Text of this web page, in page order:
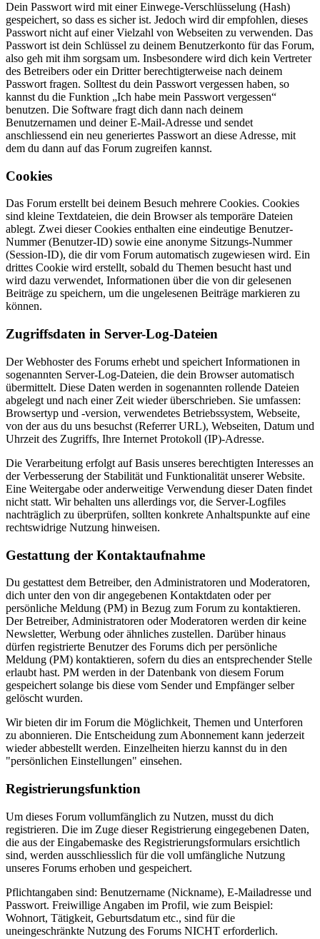
Dein Passwort wird mit einer Einwege-Verschlüsselung (Hash)
gespeichert, so dass es sicher ist. Jedoch wird dir empfohlen, dieses
Passwort nicht auf einer Vielzahl von Webseiten zu verwenden. Das
Passwort ist dein Schlüssel zu deinem Benutzerkonto für das Forum,
also geh mit ihm sorgsam um. Insbesondere wird dich kein Vertreter
des Betreibers oder ein Dritter berechtigterweise nach deinem
Passwort fragen. Solltest du dein Passwort vergessen haben, so
kannst du die Funktion „Ich habe mein Passwort vergessen“
benutzen. Die Software fragt dich dann nach deinem
Benutzernamen und deiner E-Mail-Adresse und sendet
anschliessend ein neu generiertes Passwort an diese Adresse, mit
dem du dann auf das Forum zugreifen kannst.
Cookies
Das Forum erstellt bei deinem Besuch mehrere Cookies. Cookies
sind kleine Textdateien, die dein Browser als temporäre Dateien
ablegt. Zwei dieser Cookies enthalten eine eindeutige Benutzer-
Nummer (Benutzer-ID) sowie eine anonyme Sitzungs-Nummer
(Session-ID), die dir vom Forum automatisch zugewiesen wird. Ein
drittes Cookie wird erstellt, sobald du Themen besucht hast und
wird dazu verwendet, Informationen über die von dir gelesenen
Beiträge zu speichern, um die ungelesenen Beiträge markieren zu
können.
Zugriffsdaten in Server-Log-Dateien
Der Webhoster des Forums erhebt und speichert Informationen in
sogenannten Server-Log-Dateien, die dein Browser automatisch
übermittelt. Diese Daten werden in sogenannten rollende Dateien
abgelegt und nach einer Zeit wieder überschrieben. Sie umfassen:
Browsertyp und -version, verwendetes Betriebssystem, Webseite,
von der aus du uns besuchst (Referrer URL), Webseiten, Datum und
Uhrzeit des Zugriffs, Ihre Internet Protokoll (IP)-Adresse.
Die Verarbeitung erfolgt auf Basis unseres berechtigten Interesses an
der Verbesserung der Stabilität und Funktionalität unserer Website.
Eine Weitergabe oder anderweitige Verwendung dieser Daten findet
nicht statt. Wir behalten uns allerdings vor, die Server-Logfiles
nachträglich zu überprüfen, sollten konkrete Anhaltspunkte auf eine
rechtswidrige Nutzung hinweisen.
Gestattung der Kontaktaufnahme
Du gestattest dem Betreiber, den Administratoren und Moderatoren,
dich unter den von dir angegebenen Kontaktdaten oder per
persönliche Meldung (PM) in Bezug zum Forum zu kontaktieren.
Der Betreiber, Administratoren oder Moderatoren werden dir keine
Newsletter, Werbung oder ähnliches zustellen. Darüber hinaus
dürfen registrierte Benutzer des Forums dich per persönliche
Meldung (PM) kontaktieren, sofern du dies an entsprechender Stelle
erlaubt hast. PM werden in der Datenbank von diesem Forum
gespeichert solange bis diese vom Sender und Empfänger selber
gelöscht wurden.
Wir bieten dir im Forum die Möglichkeit, Themen und Unterforen
zu abonnieren. Die Entscheidung zum Abonnement kann jederzeit
wieder abbestellt werden. Einzelheiten hierzu kannst du in den
"persönlichen Einstellungen" einsehen.
Registrierungsfunktion
Um dieses Forum vollumfänglich zu Nutzen, musst du dich
registrieren. Die im Zuge dieser Registrierung eingegebenen Daten,
die aus der Eingabemaske des Registrierungsformulars ersichtlich
sind, werden ausschliesslich für die voll umfängliche Nutzung
unseres Forums erhoben und gespeichert.
Pflichtangaben sind: Benutzername (Nickname), E-Mailadresse und
Passwort. Freiwillige Angaben im Profil, wie zum Beispiel:
Wohnort, Tätigkeit, Geburtsdatum etc., sind für die
uneingeschränkte Nutzung des Forums NICHT erforderlich.